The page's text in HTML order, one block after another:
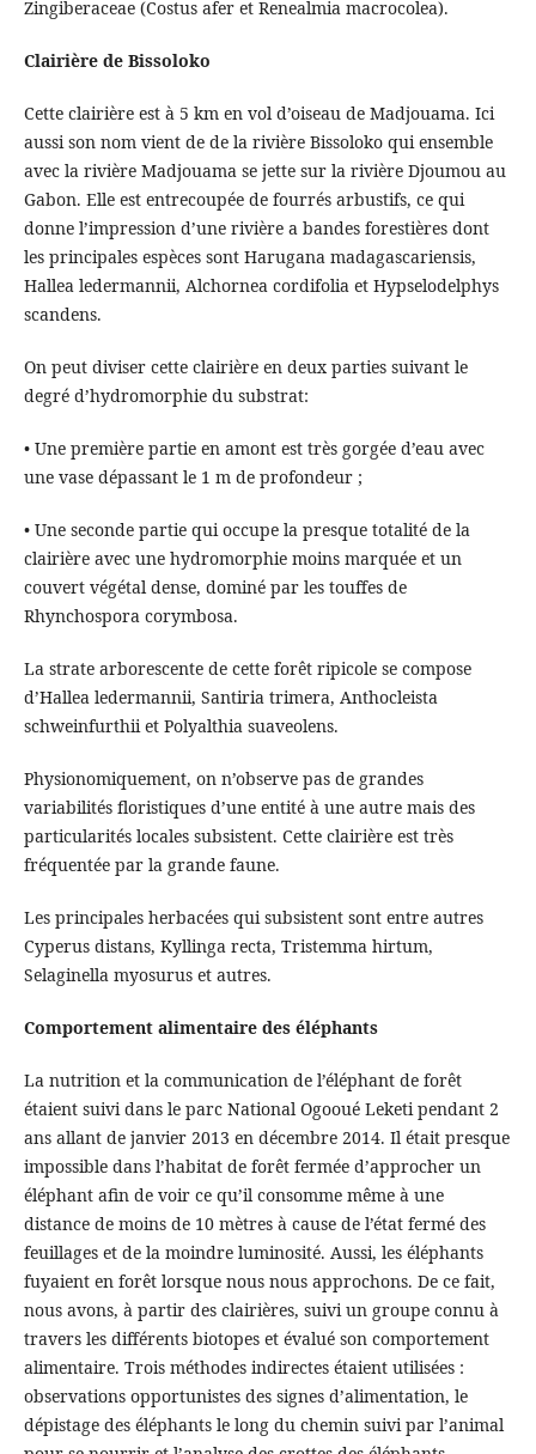
Zingiberaceae (Costus afer et Renealmia macrocolea).
Clairière de Bissoloko
Cette clairière est à 5 km en vol d’oiseau de Madjouama. Ici
aussi son nom vient de de la rivière Bissoloko qui ensemble
avec la rivière Madjouama se jette sur la rivière Djoumou au
Gabon. Elle est entrecoupée de fourrés arbustifs, ce qui
donne l’impression d’une rivière a bandes forestières dont
les principales espèces sont Harugana madagascariensis,
Hallea ledermannii, Alchornea cordifolia et Hypselodelphys
scandens.
On peut diviser cette clairière en deux parties suivant le
degré d’hydromorphie du substrat:
• Une première partie en amont est très gorgée d’eau avec
une vase dépassant le 1 m de profondeur ;
• Une seconde partie qui occupe la presque totalité de la
clairière avec une hydromorphie moins marquée et un
couvert végétal dense, dominé par les touffes de
Rhynchospora corymbosa.
La strate arborescente de cette forêt ripicole se compose
d’Hallea ledermannii, Santiria trimera, Anthocleista
schweinfurthii et Polyalthia suaveolens.
Physionomiquement, on n’observe pas de grandes
variabilités floristiques d’une entité à une autre mais des
particularités locales subsistent. Cette clairière est très
fréquentée par la grande faune.
Les principales herbacées qui subsistent sont entre autres
Cyperus distans, Kyllinga recta, Tristemma hirtum,
Selaginella myosurus et autres.
Comportement alimentaire des éléphants
La nutrition et la communication de l’éléphant de forêt
étaient suivi dans le parc National Ogooué Leketi pendant 2
ans allant de janvier 2013 en décembre 2014. Il était presque
impossible dans l’habitat de forêt fermée d’approcher un
éléphant afin de voir ce qu’il consomme même à une
distance de moins de 10 mètres à cause de l’état fermé des
feuillages et de la moindre luminosité. Aussi, les éléphants
fuyaient en forêt lorsque nous nous approchons. De ce fait,
nous avons, à partir des clairières, suivi un groupe connu à
travers les différents biotopes et évalué son comportement
alimentaire. Trois méthodes indirectes étaient utilisées :
observations opportunistes des signes d’alimentation, le
dépistage des éléphants le long du chemin suivi par l’animal